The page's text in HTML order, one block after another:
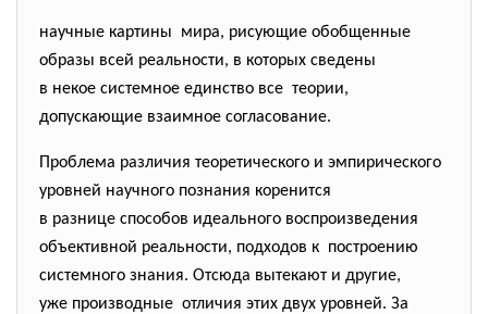
научные картины мира, рисующие обобщенные
образы всей реальности, в которых сведены
в некое системное единство все теории,
допускающие взаимное согласование.
Проблема различия теоретического и эмпирического
уровней научного познания коренится
в разнице способов идеального воспроизведения
объективной реальности, подходов к построению
системного знания. Отсюда вытекают и другие,
уже производные отличия этих двух уровней. За